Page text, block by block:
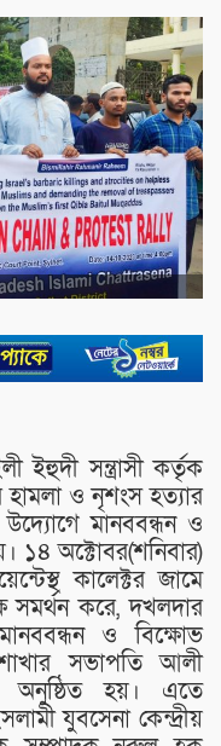
ইহুদী সন্ত্রাসী কর্তৃক
হামলা ও নৃশংস হত্যার
উদ্যোগে মানববন্ধন ও
১৪ অক্টোবর(শনিবার)
কালেক্টর জামে
সমর্থন করে, দখলদার
ও বিক্ষোভ
সভাপতি আলী
অনুষ্ঠিত হয়। এতে
যুবসেনা কেন্দ্রীয়